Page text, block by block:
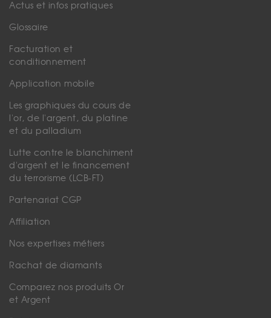
Actus et infos pratiques
Glossaire
Facturation et
conditionnement
Application mobile
Les graphiques du cours de
l'or, de l'argent, du platine
et du palladium
Lutte contre le blanchiment
d'argent et le financement
du terrorisme (LCB-FT)
Partenariat CGP
Affiliation
Nos expertises métiers
Rachat de diamants
Comparez nos produits Or
et Argent